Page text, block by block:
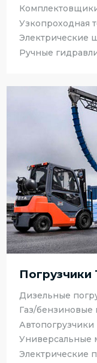
Узкопроходная
Электрические
Ручные
Погрузчики
Дизельные
Газ/бензиновые
Автопогрузчики
Универсальные
Электрические